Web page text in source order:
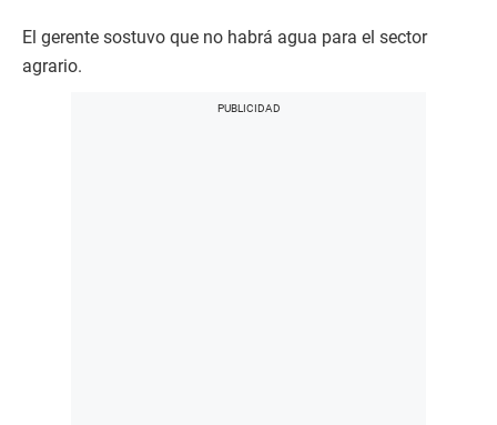
El gerente sostuvo que no habrá agua para el sector
agrario.